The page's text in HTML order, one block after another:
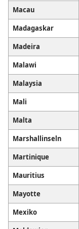
Macau
Madagaskar
Madeira
Malawi
Malaysia
Mali
Malta
Marshallinseln
Martinique
Mauritius
Mayotte
Mexiko